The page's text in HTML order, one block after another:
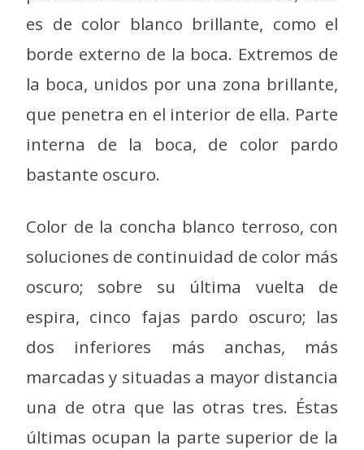
es de color blanco brillante, como el
borde externo de la boca. Extremos de
la boca, unidos por una zona brillante,
que penetra en el interior de ella. Parte
interna de la boca, de color pardo
bastante oscuro.
Color de la concha blanco terroso, con
soluciones de continuidad de color más
oscuro; sobre su última vuelta de
espira, cinco fajas pardo oscuro; las
dos inferiores más anchas, más
marcadas y situadas a mayor distancia
una de otra que las otras tres. Éstas
últimas ocupan la parte superior de la